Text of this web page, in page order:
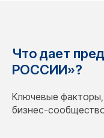
Что дает
РОССИИ»?
Ключевые
бизнес-